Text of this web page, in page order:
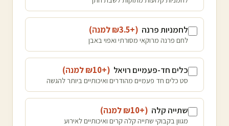
לחמניות פרנה (+₪
3.5 למנה)
לחם פרנה מרוקאי מסורתי ואפוי באבן
כלים חד-פעמיים רויאל (+₪
10 למנה)
סט כלים חד פעמיים מהודרים ואיכותיים ביותר להגשה
שתייה קלה (+₪
10 למנה)
מגוון בקבוקי שתייה קלה קרים ואיכותיים לאירוע